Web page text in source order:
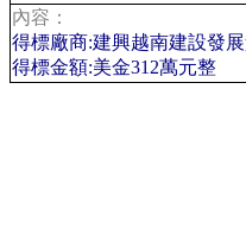
內容：
得標廠商:建興越南建設發
得標金額:美金312萬元整